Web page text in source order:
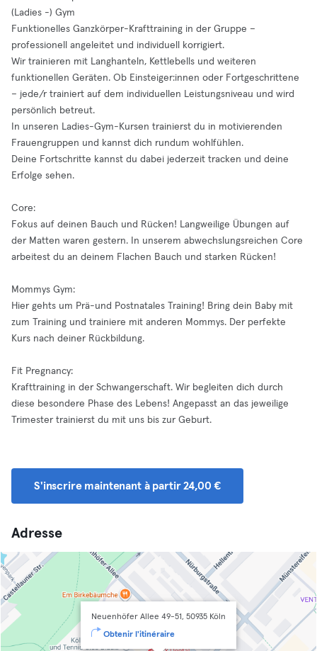
(Ladies -) Gym
Funktionelles Ganzkörper-Krafttraining in der Gruppe –
professionell angeleitet und individuell korrigiert.
Wir trainieren mit Langhanteln, Kettlebells und weiteren
funktionellen Geräten. Ob Einsteiger:innen oder Fortgeschrittene
– jede/r trainiert auf dem individuellen Leistungsniveau und wird
persönlich betreut.
In unseren Ladies-Gym-Kursen trainierst du in motivierenden
Frauengruppen und kannst dich rundum wohlfühlen.
Deine Fortschritte kannst du dabei jederzeit tracken und deine
Erfolge sehen.
Core:
Fokus auf deinen Bauch und Rücken! Langweilige Übungen auf
der Matten waren gestern. In unserem abwechslungsreichen Core
arbeitest du an deinem Flachen Bauch und starken Rücken!
Mommys Gym:
Hier gehts um Prä-und Postnatales Training! Bring dein Baby mit
zum Training und trainiere mit anderen Mommys. Der perfekte
Kurs nach deiner Rückbildung.
Fit Pregnancy:
Krafttraining in der Schwangerschaft. Wir begleiten dich durch
diese besondere Phase des Lebens! Angepasst an das jeweilige
Trimester trainierst du mit uns bis zur Geburt.
S'inscrire maintenant à partir 24,00 €
Adresse
Neuenhöfer Allee 49-51, 50935 Köln
Obtenir l'itinéraire